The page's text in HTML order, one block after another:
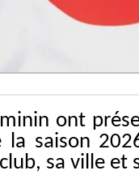
ont
saison
sa ville et